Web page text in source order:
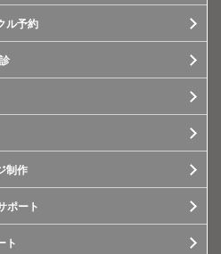
ル予約
制作
ポート
ト